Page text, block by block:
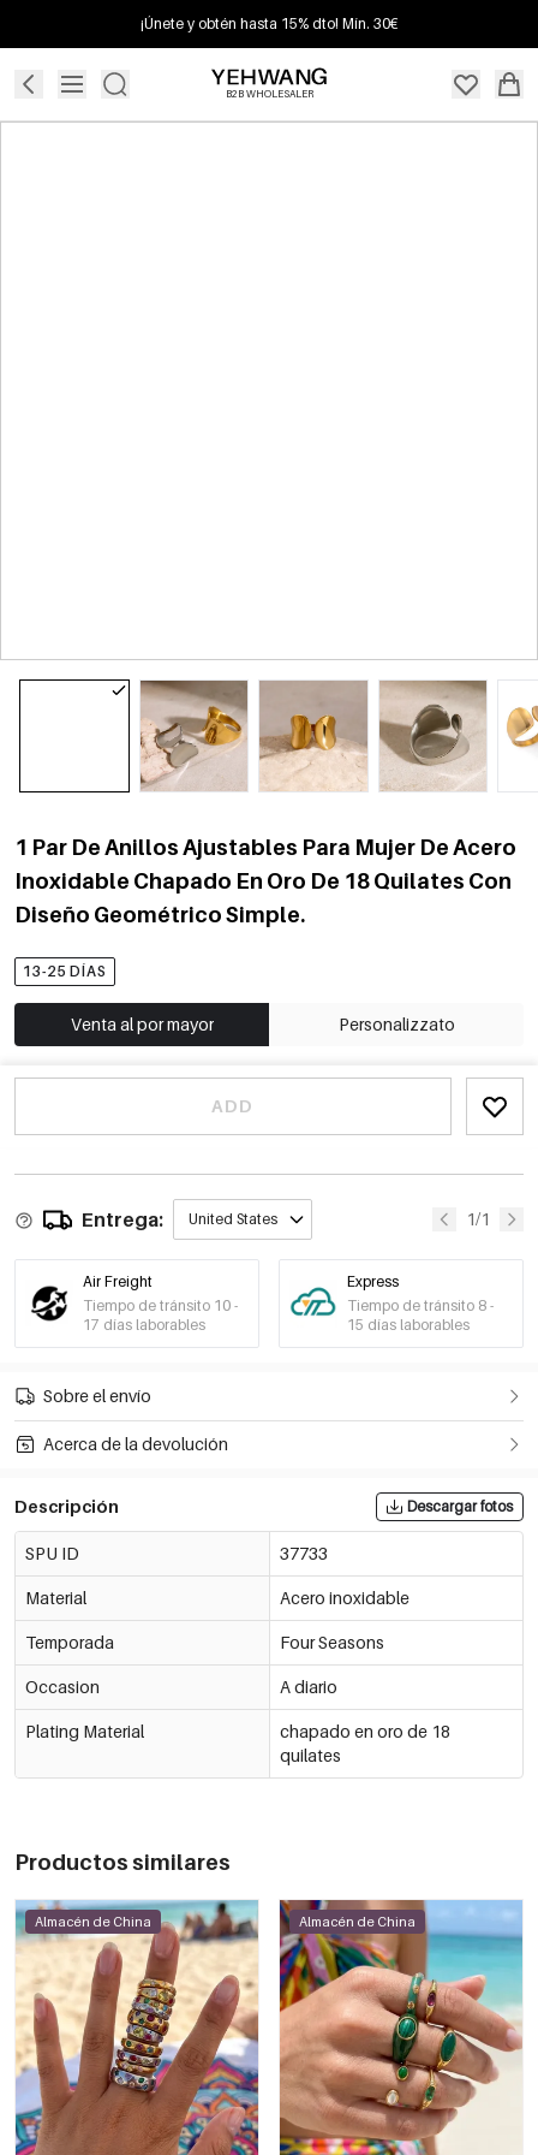
¡Únete y obtén hasta 15% dto! Mín. 30€
B2B WHOLESALER
1 Par De Anillos Ajustables Para Mujer De Acero
Inoxidable Chapado En Oro De 18 Quilates Con
Diseño Geométrico Simple.
13-25 DÍAS
Venta al por mayor Personalizzato
ADD
Entrega: United States 1/1
Air Freight
Tiempo de tránsito 10 -
17 días laborables
Express
Tiempo de tránsito 8 -
15 días laborables
Sobre el envío
Acerca de la devolución
Descripción Descargar fotos
SPU ID 37733
Material Acero inoxidable
Temporada Four Seasons
Occasion A diario
Plating Material
chapado en oro de 18
quilates
Productos similares
Almacén de China Almacén de China